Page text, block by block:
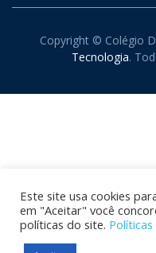
Copyright © Colégio
Tecnologia.
Este site usa cookies
em "Aceitar" você
políticas do site.